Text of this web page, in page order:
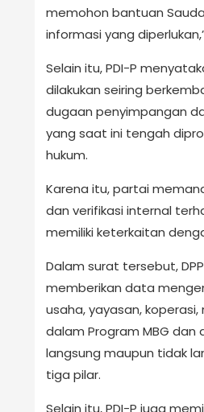
memohon bantuan
informasi yang
Selain itu, PDI-P
dilakukan seiring
dugaan penyimpangan
yang saat ini tengah
hukum.
Karena itu, partai
dan verifikasi internal
memiliki keterkaitan
Dalam surat tersebut,
memberikan data
usaha, yayasan,
dalam Program MBG dan
langsung maupun tidak
tiga pilar.
Selain itu, PDI-P juga